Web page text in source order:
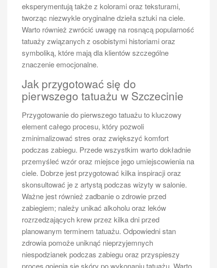
eksperymentują także z kolorami oraz teksturami,
tworząc niezwykle oryginalne dzieła sztuki na ciele.
Warto również zwrócić uwagę na rosnącą popularność
tatuaży związanych z osobistymi historiami oraz
symboliką, które mają dla klientów szczególne
znaczenie emocjonalne.
Jak przygotować się do
pierwszego tatuażu w Szczecinie
Przygotowanie do pierwszego tatuażu to kluczowy
element całego procesu, który pozwoli
zminimalizować stres oraz zwiększyć komfort
podczas zabiegu. Przede wszystkim warto dokładnie
przemyśleć wzór oraz miejsce jego umiejscowienia na
ciele. Dobrze jest przygotować kilka inspiracji oraz
skonsultować je z artystą podczas wizyty w salonie.
Ważne jest również zadbanie o zdrowie przed
zabiegiem; należy unikać alkoholu oraz leków
rozrzedzających krew przez kilka dni przed
planowanym terminem tatuażu. Odpowiedni stan
zdrowia pomoże uniknąć nieprzyjemnych
niespodzianek podczas zabiegu oraz przyspieszy
proces gojenia się skóry po wykonaniu tatuażu. Warto